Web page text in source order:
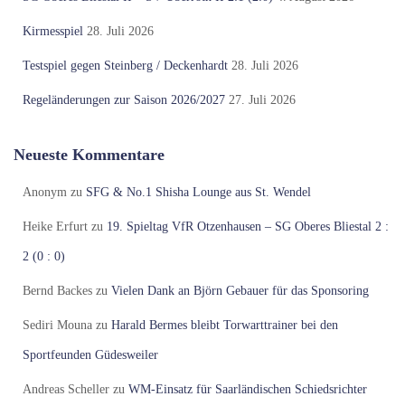
Kirmesspiel 28. Juli 2026
Testspiel gegen Steinberg / Deckenhardt 28. Juli 2026
Regeländerungen zur Saison 2026/2027 27. Juli 2026
Neueste Kommentare
Anonym zu SFG & No.1 Shisha Lounge aus St. Wendel
Heike Erfurt zu 19. Spieltag VfR Otzenhausen – SG Oberes Bliestal 2 :
2 (0 : 0)
Bernd Backes zu Vielen Dank an Björn Gebauer für das Sponsoring
Sediri Mouna zu Harald Bermes bleibt Torwarttrainer bei den
Sportfeunden Güdesweiler
Andreas Scheller zu WM-Einsatz für Saarländischen Schiedsrichter